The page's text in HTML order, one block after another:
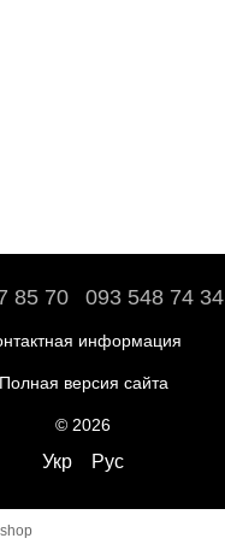
85 70 093 548 74 34
информация
Полная версия сайта
© 2026
Укр Рус